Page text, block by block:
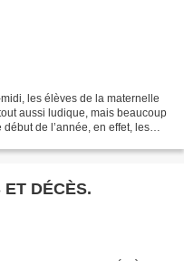
les élèves de la maternelle
aussi ludique, mais beaucoup
de l’année, en effet, les
DÉCÈS.